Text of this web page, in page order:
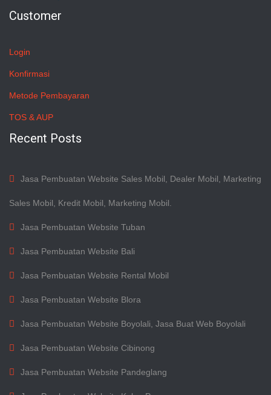
Customer
Login
Konfirmasi
Metode Pembayaran
TOS & AUP
Recent Posts
Jasa Pembuatan Website Sales Mobil, Dealer Mobil, Marketing
Sales Mobil, Kredit Mobil, Marketing Mobil.
Jasa Pembuatan Website Tuban
Jasa Pembuatan Website Bali
Jasa Pembuatan Website Rental Mobil
Jasa Pembuatan Website Blora
Jasa Pembuatan Website Boyolali, Jasa Buat Web Boyolali
Jasa Pembuatan Website Cibinong
Jasa Pembuatan Website Pandeglang